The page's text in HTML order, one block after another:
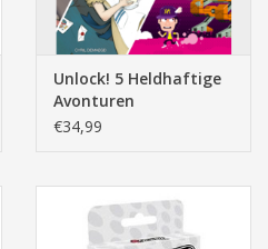
Unlock! 5 Heldhaftige
Avonturen
€34,99